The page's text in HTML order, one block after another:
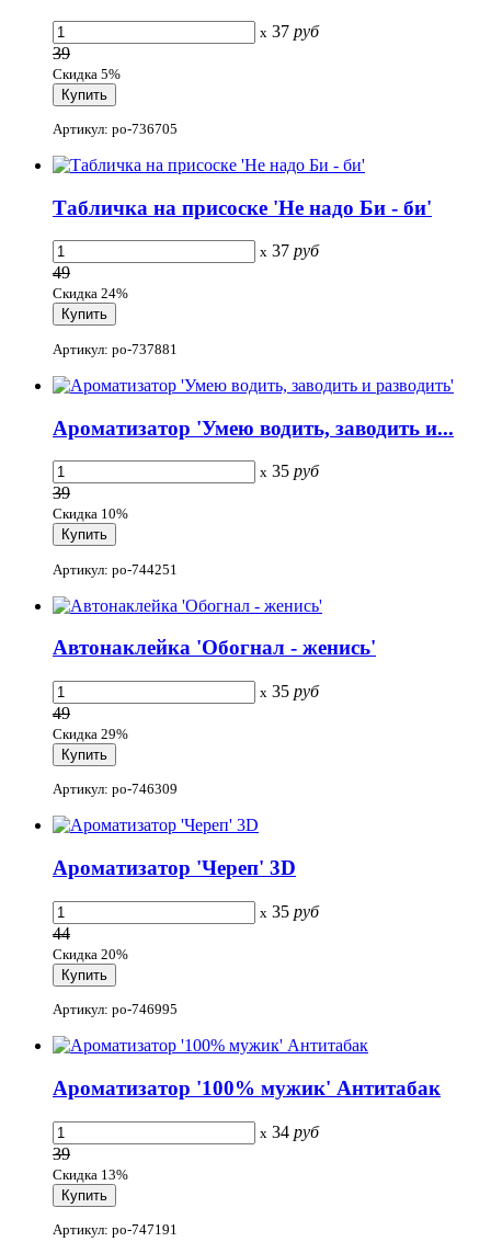
x 37 руб
39
Скидка 5%
Артикул: po-736705
Табличка на присоске 'Не надо Би - би'
x 37 руб
49
Скидка 24%
Артикул: po-737881
Ароматизатор 'Умею водить, заводить и...
x 35 руб
39
Скидка 10%
Артикул: po-744251
Автонаклейка 'Обогнал - женись'
x 35 руб
49
Скидка 29%
Артикул: po-746309
Ароматизатор 'Череп' 3D
x 35 руб
44
Скидка 20%
Артикул: po-746995
Ароматизатор '100% мужик' Антитабак
x 34 руб
39
Скидка 13%
Артикул: po-747191